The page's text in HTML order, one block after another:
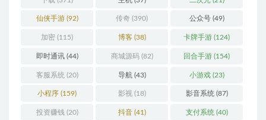
仙侠手游(92) 传奇 (390) 公众号(49)
加密 (115) 博客(38) 卡牌手游 (124)
即时通讯(44) 商城源码(82) 回合手游 (154)
客服系统 (20) 导航(43) 小游戏(23)
小程序 (159) 影视(18) 影音系统 (87)
投资赚钱 (20) 抖音(41) 支付系统 (40)